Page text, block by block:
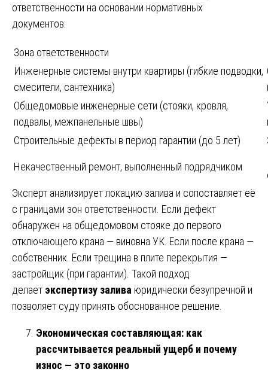
ответственности на основании нормативных
документов:
Зона ответственности
Инженерные системы внутри квартиры (гибкие подводки,
смесители, сантехника)
Общедомовые инженерные сети (стояки, кровля,
подвалы, межпанельные швы)
Строительные дефекты в период гарантии (до 5 лет)
Некачественный ремонт, выполненный подрядчиком
Эксперт анализирует локацию залива и сопоставляет её
с границами зон ответственности. Если дефект
обнаружен на общедомовом стояке до первого
отключающего крана — виновна УК. Если после крана —
собственник. Если трещина в плите перекрытия —
застройщик (при гарантии). Такой подход
делает экспертизу залива юридически безупречной и
позволяет суду принять обоснованное решение.
Экономическая составляющая: как
рассчитывается реальный ущерб и почему
износ — это законно